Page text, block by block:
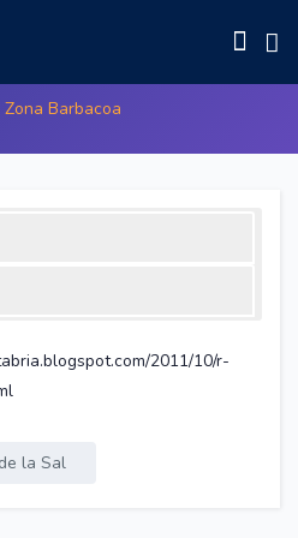
(Ucieda)
Barbacoa
Ruente, llegaremos a una de
de Cantabria. No es sólo
limpio y cuidar la zona para
2011/10/r-
la Sal